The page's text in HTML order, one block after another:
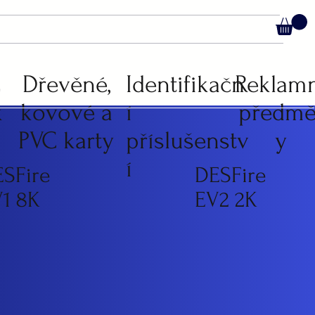
Dřevěné,
kovové a
PVC karty
Identifikačn
í
příslušenstv
í
y
8K
DESFire
EV2 2K